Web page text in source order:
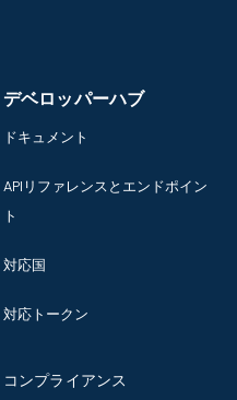
デベロッパーハブ
ドキュメント
APIリファレンスとエンドポイン
ト
対応国
対応トークン
コンプライアンス